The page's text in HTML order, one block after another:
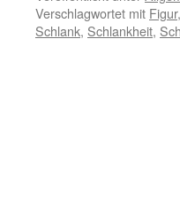
Verschlagwortet mit Figur,
Schlank, Schlankheit,